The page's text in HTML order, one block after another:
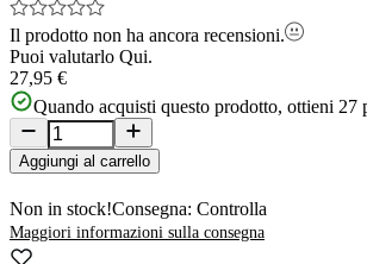
Il prodotto non ha ancora recensioni.
Puoi valutarlo Qui.
27,95 €
Quando acquisti questo prodotto, ottieni 27
Aggiungi al carrello
Non in stock!Consegna: Controlla
Maggiori informazioni sulla consegna